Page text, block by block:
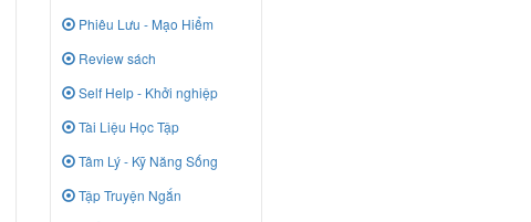
Phiêu Lưu - Mạo Hiểm
Review sách
Self Help - Khởi nghiệp
Tài Liệu Học Tập
Tâm Lý - Kỹ Năng Sống
Tập Truyện Ngắn